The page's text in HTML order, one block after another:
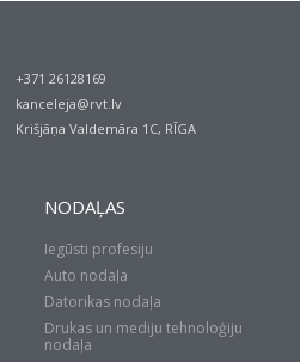
+371 26128169
kanceleja@rvt.lv
Krišjāņa Valdemāra 1C, RĪGA
NODAĻAS
Iegūsti profesiju
Auto nodaļa
Datorikas nodaļa
Drukas un mediju tehnoloģiju
nodaļa